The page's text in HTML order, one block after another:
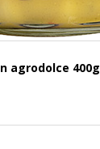
agrodolce 400g